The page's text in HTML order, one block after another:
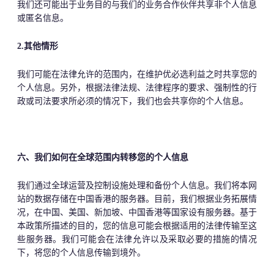
我们还可能出于业务目的与我们的业务合作伙伴共享非个人信息
或匿名信息。
2.其他情形
我们可能在法律允许的范围内，在维护优必选利益之时共享您的
个人信息。另外，根据法律法规、法律程序的要求、强制性的行
政或司法要求所必须的情况下，我们也会共享你的个人信息。
六、我们如何在全球范围内转移您的个人信息
我们通过全球运营及控制设施处理和备份个人信息。 我们将本网
站的数据存储在中国香港的服务器。
目前，我们根据业务拓展情
况，在中国、美国、新加坡、中国香港等国家设有服务器。基于
本政策所描述的目的，您的信息可能会根据适用的法律传输至这
些服务器。我们可能会在法律允许以及采取必要的措施的情况
下，将您的个人信息传输到境外。